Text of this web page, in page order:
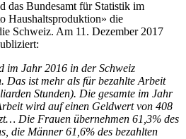
das Bundesamt für Statistik im
Haushaltsproduktion» die
Schweiz. Am 11. Dezember 2017
im Jahr 2016 in der Schweiz
Das ist mehr als für bezahlte Arbeit
Stunden). Die gesamte im Jahr
wird auf einen Geldwert von 408
Die Frauen übernehmen 61,3% des
die Männer 61,6% des bezahlten